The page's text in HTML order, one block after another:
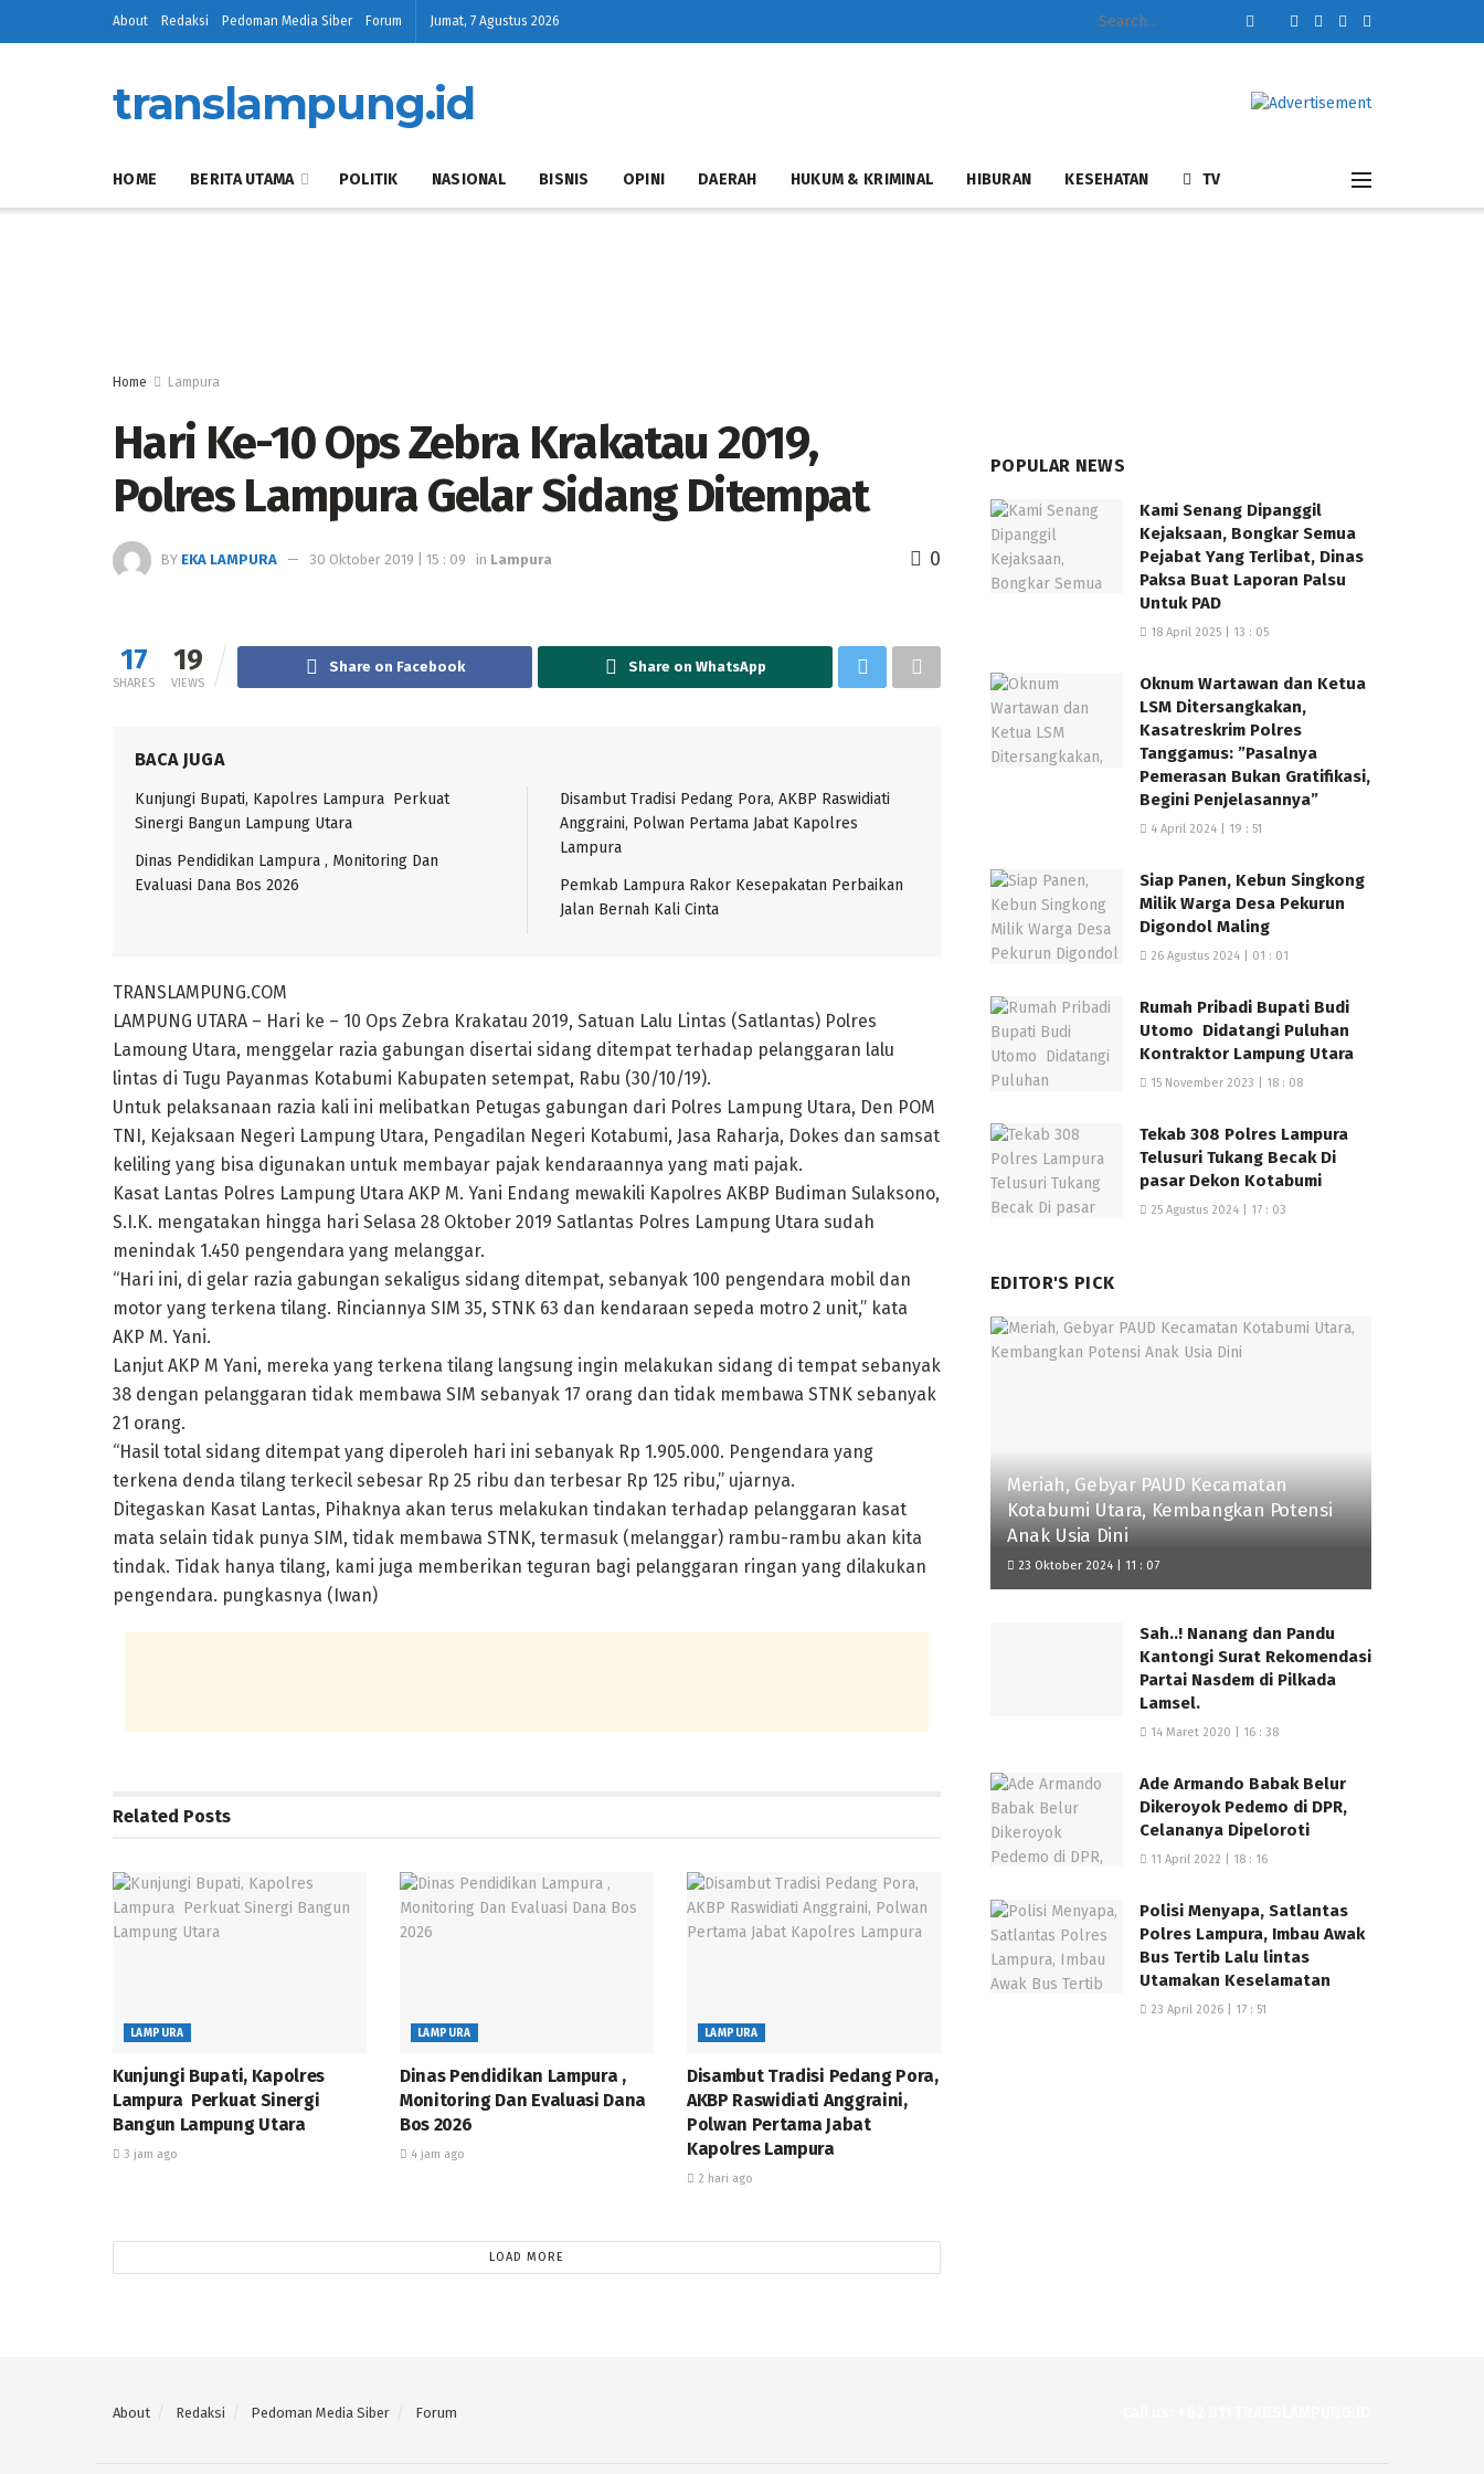
About Redaksi Pedoman Media Siber Forum Jumat, 7 Agustus 2026
translampung.id
HOME BERITA UTAMA POLITIK NASIONAL BISNIS OPINI DAERAH HUKUM & KRIMINAL HIBURAN KESEHATAN TV
Home Lampura
Hari Ke-10 Ops Zebra Krakatau 2019,
Polres Lampura Gelar Sidang Ditempat
BY EKA LAMPURA 30 Oktober 2019 | 15 : 09 in Lampura 0
17
SHARES
19
VIEWS
Share on Facebook Share on WhatsApp
BACA JUGA
Kunjungi Bupati, Kapolres Lampura Perkuat
Sinergi Bangun Lampung Utara
Dinas Pendidikan Lampura , Monitoring Dan
Evaluasi Dana Bos 2026
Disambut Tradisi Pedang Pora, AKBP Raswidiati
Anggraini, Polwan Pertama Jabat Kapolres
Lampura
Pemkab Lampura Rakor Kesepakatan Perbaikan
Jalan Bernah Kali Cinta
TRANSLAMPUNG.COM
LAMPUNG UTARA – Hari ke – 10 Ops Zebra Krakatau 2019, Satuan Lalu Lintas (Satlantas) Polres
Lamoung Utara, menggelar razia gabungan disertai sidang ditempat terhadap pelanggaran lalu
lintas di Tugu Payanmas Kotabumi Kabupaten setempat, Rabu (30/10/19).
Untuk pelaksanaan razia kali ini melibatkan Petugas gabungan dari Polres Lampung Utara, Den POM
TNI, Kejaksaan Negeri Lampung Utara, Pengadilan Negeri Kotabumi, Jasa Raharja, Dokes dan samsat
keliling yang bisa digunakan untuk membayar pajak kendaraannya yang mati pajak.
Kasat Lantas Polres Lampung Utara AKP M. Yani Endang mewakili Kapolres AKBP Budiman Sulaksono,
S.I.K. mengatakan hingga hari Selasa 28 Oktober 2019 Satlantas Polres Lampung Utara sudah
menindak 1.450 pengendara yang melanggar.
“Hari ini, di gelar razia gabungan sekaligus sidang ditempat, sebanyak 100 pengendara mobil dan
motor yang terkena tilang. Rinciannya SIM 35, STNK 63 dan kendaraan sepeda motro 2 unit,” kata
AKP M. Yani.
Lanjut AKP M Yani, mereka yang terkena tilang langsung ingin melakukan sidang di tempat sebanyak
38 dengan pelanggaran tidak membawa SIM sebanyak 17 orang dan tidak membawa STNK sebanyak
21 orang.
“Hasil total sidang ditempat yang diperoleh hari ini sebanyak Rp 1.905.000. Pengendara yang
terkena denda tilang terkecil sebesar Rp 25 ribu dan terbesar Rp 125 ribu,” ujarnya.
Ditegaskan Kasat Lantas, Pihaknya akan terus melakukan tindakan terhadap pelanggaran kasat
mata selain tidak punya SIM, tidak membawa STNK, termasuk (melanggar) rambu-rambu akan kita
tindak. Tidak hanya tilang, kami juga memberikan teguran bagi pelanggaran ringan yang dilakukan
pengendara. pungkasnya (Iwan)
Related Posts
LAMPURA
Kunjungi Bupati, Kapolres
Lampura Perkuat Sinergi
Bangun Lampung Utara
3 jam ago
LAMPURA
Dinas Pendidikan Lampura ,
Monitoring Dan Evaluasi Dana
Bos 2026
4 jam ago
LAMPURA
Disambut Tradisi Pedang Pora,
AKBP Raswidiati Anggraini,
Polwan Pertama Jabat
Kapolres Lampura
2 hari ago
LOAD MORE
POPULAR NEWS
Kami Senang Dipanggil
Kejaksaan, Bongkar Semua
Pejabat Yang Terlibat, Dinas
Paksa Buat Laporan Palsu
Untuk PAD
18 April 2025 | 13 : 05
Oknum Wartawan dan Ketua
LSM Ditersangkakan,
Kasatreskrim Polres
Tanggamus: ”Pasalnya
Pemerasan Bukan Gratifikasi,
Begini Penjelasannya”
4 April 2024 | 19 : 51
Siap Panen, Kebun Singkong
Milik Warga Desa Pekurun
Digondol Maling
26 Agustus 2024 | 01 : 01
Rumah Pribadi Bupati Budi
Utomo Didatangi Puluhan
Kontraktor Lampung Utara
15 November 2023 | 18 : 08
Tekab 308 Polres Lampura
Telusuri Tukang Becak Di
pasar Dekon Kotabumi
25 Agustus 2024 | 17 : 03
EDITOR'S PICK
Meriah, Gebyar PAUD Kecamatan
Kotabumi Utara, Kembangkan Potensi
Anak Usia Dini
23 Oktober 2024 | 11 : 07
Sah..! Nanang dan Pandu
Kantongi Surat Rekomendasi
Partai Nasdem di Pilkada
Lamsel.
14 Maret 2020 | 16 : 38
Ade Armando Babak Belur
Dikeroyok Pedemo di DPR,
Celananya Dipeloroti
11 April 2022 | 18 : 16
Polisi Menyapa, Satlantas
Polres Lampura, Imbau Awak
Bus Tertib Lalu lintas
Utamakan Keselamatan
23 April 2026 | 17 : 51
About Redaksi Pedoman Media Siber Forum